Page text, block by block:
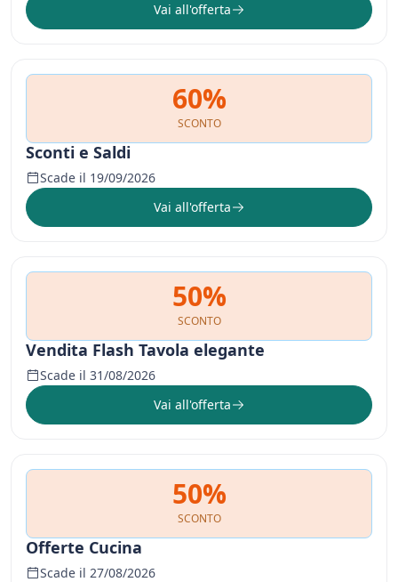
Vai all'offerta
60%
SCONTO
Sconti e Saldi
Scade il 19/09/2026
Vai all'offerta
50%
SCONTO
Vendita Flash Tavola elegante
Scade il 31/08/2026
Vai all'offerta
50%
SCONTO
Offerte Cucina
Scade il 27/08/2026